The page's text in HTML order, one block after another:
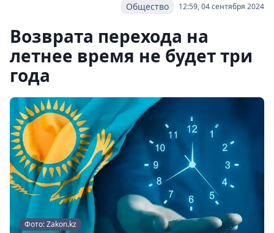
12:59, 04 сентября 2024
Общество
Возврата перехода на
летнее время не будет три
года
Фото: Zakon.kz